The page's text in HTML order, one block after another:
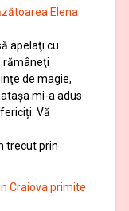
Elena
apelaţi cu
rămâneţi
de magie,
mi-a adus
Vă
prin
Craiova primite